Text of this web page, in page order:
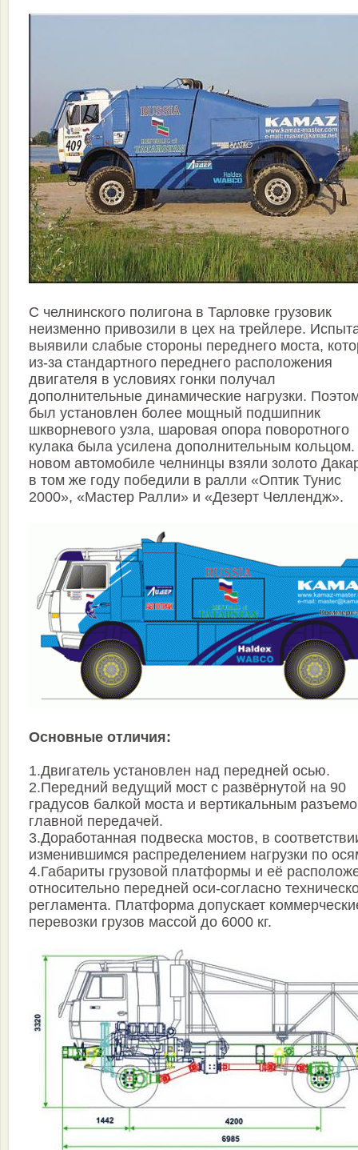
С челнинского полигона в Тарловке грузовик
неизменно привозили в цех на трейлере.
выявили слабые стороны переднего моста,
из-за стандартного переднего расположения
двигателя в условиях гонки получал
дополнительные динамические нагрузки.
был установлен более мощный подшипник
шкворневого узла, шаровая опора поворотного
кулака была усилена дополнительным
новом автомобиле челнинцы взяли золото
в том же году победили в ралли «Оптик Тунис
2000», «Мастер Ралли» и «Дезерт Челлендж».
Основные отличия:
1.Двигатель установлен над передней осью.
2.Передний ведущий мост с развёрнутой на 90
градусов балкой моста и вертикальным
главной передачей.
3.Доработанная подвеска мостов, в
изменившимся распределением нагрузки по
4.Габариты грузовой платформы и её
относительно передней оси-согласно
регламента. Платформа допускает
перевозки грузов массой до 6000 кг.